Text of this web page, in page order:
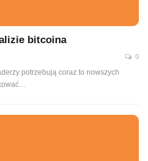
bitcoina
0
potrzebują coraz to nowszych
…